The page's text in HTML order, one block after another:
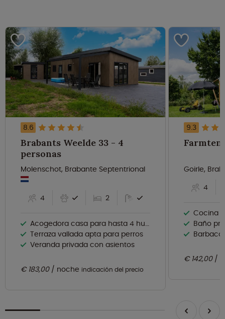
8.6
Brabants Weelde 33 - 4
personas
Molenschot, Brabante Septentrional
4 2
Acogedora casa para hasta 4 huéspedes
Terraza vallada apta para perros
Veranda privada con asientos
€ 183,00 noche indicación del precio
9.3
Goirle,
4
Cocina
Baño
€ 142,00